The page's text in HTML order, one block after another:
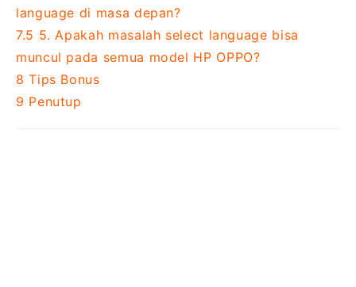
language di masa depan?
7.5 5. Apakah masalah select language bisa
muncul pada semua model HP OPPO?
8 Tips Bonus
9 Penutup